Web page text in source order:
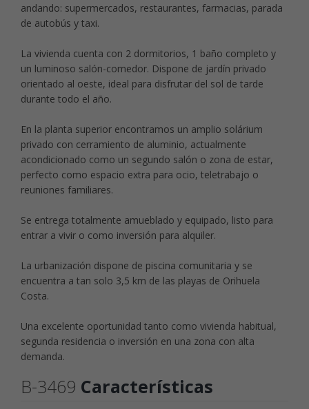
andando: supermercados, restaurantes, farmacias, parada
de autobús y taxi.
La vivienda cuenta con 2 dormitorios, 1 baño completo y
un luminoso salón-comedor. Dispone de jardín privado
orientado al oeste, ideal para disfrutar del sol de tarde
durante todo el año.
En la planta superior encontramos un amplio solárium
privado con cerramiento de aluminio, actualmente
acondicionado como un segundo salón o zona de estar,
perfecto como espacio extra para ocio, teletrabajo o
reuniones familiares.
Se entrega totalmente amueblado y equipado, listo para
entrar a vivir o como inversión para alquiler.
La urbanización dispone de piscina comunitaria y se
encuentra a tan solo 3,5 km de las playas de Orihuela
Costa.
Una excelente oportunidad tanto como vivienda habitual,
segunda residencia o inversión en una zona con alta
demanda.
B-3469 Características